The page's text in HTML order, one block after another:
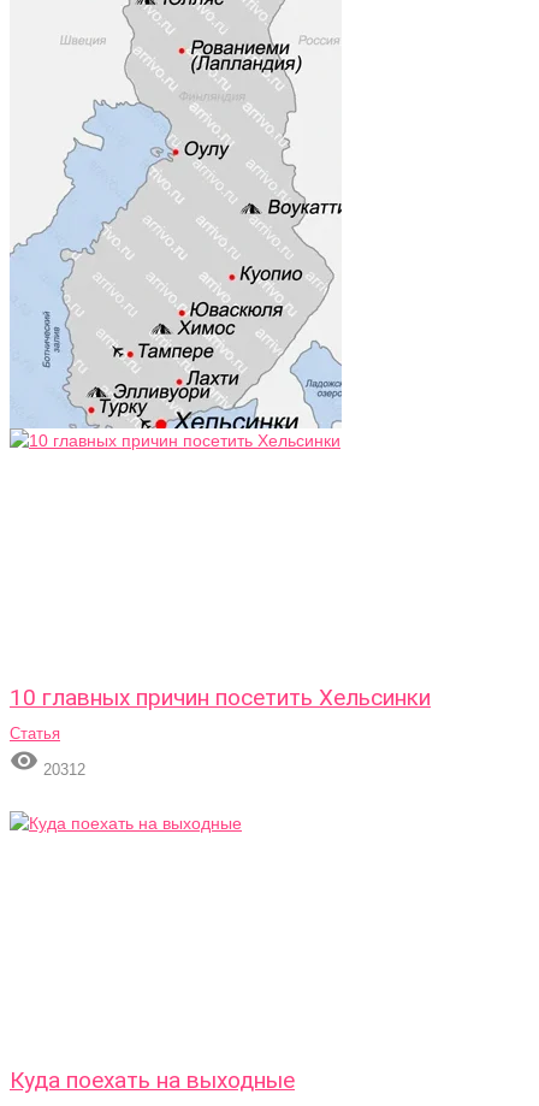
10 главных причин посетить Хельсинки
Статья
 20312
Куда поехать на выходные